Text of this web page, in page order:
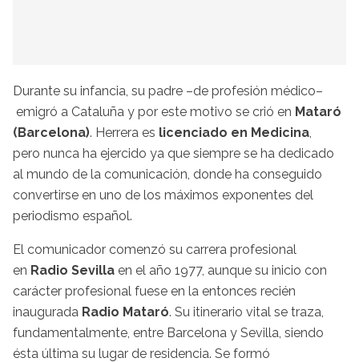
Durante su infancia, su padre –de profesión médico–
emigró a Cataluña y por este motivo se crió en Mataró
(Barcelona). Herrera es licenciado en Medicina,
pero nunca ha ejercido ya que siempre se ha dedicado
al mundo de la comunicación, donde ha conseguido
convertirse en uno de los máximos exponentes del
periodismo español.
El comunicador comenzó su carrera profesional
en Radio Sevilla en el año 1977, aunque su inicio con
carácter profesional fuese en la entonces recién
inaugurada Radio Mataró. Su itinerario vital se traza,
fundamentalmente, entre Barcelona y Sevilla, siendo
ésta última su lugar de residencia. Se formó